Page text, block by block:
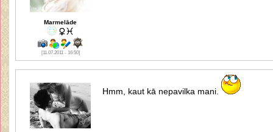
Marmelāde
[11.07.2011 - 16:50]
Hmm, kaut kā nepavilka mani.